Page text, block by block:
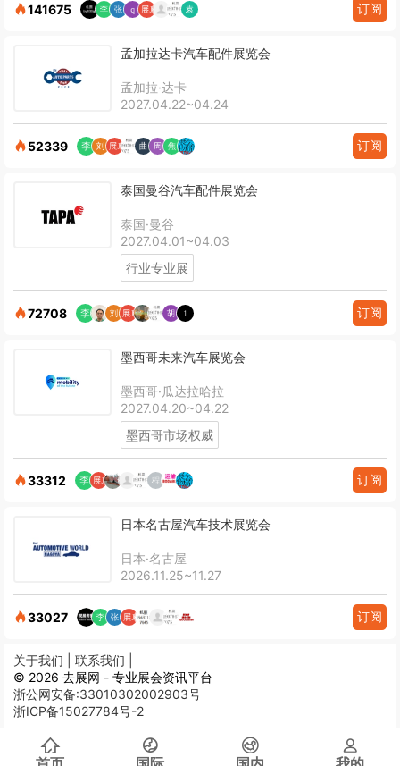
141675 订阅
孟加拉达卡汽车配件展览会
孟加拉·达卡
2027.04.22~04.24
52339 订阅
泰国曼谷汽车配件展览会
泰国·曼谷
2027.04.01~04.03
行业专业展
72708 订阅
墨西哥未来汽车展览会
墨西哥·瓜达拉哈拉
2027.04.20~04.22
墨西哥市场权威
33312 订阅
日本名古屋汽车技术展览会
日本·名古屋
2026.11.25~11.27
33027 订阅
关于我们 | 联系我们 |
© 2026 去展网 - 专业展会资讯平台
浙公网安备:33010302002903号
浙ICP备15027784号-2